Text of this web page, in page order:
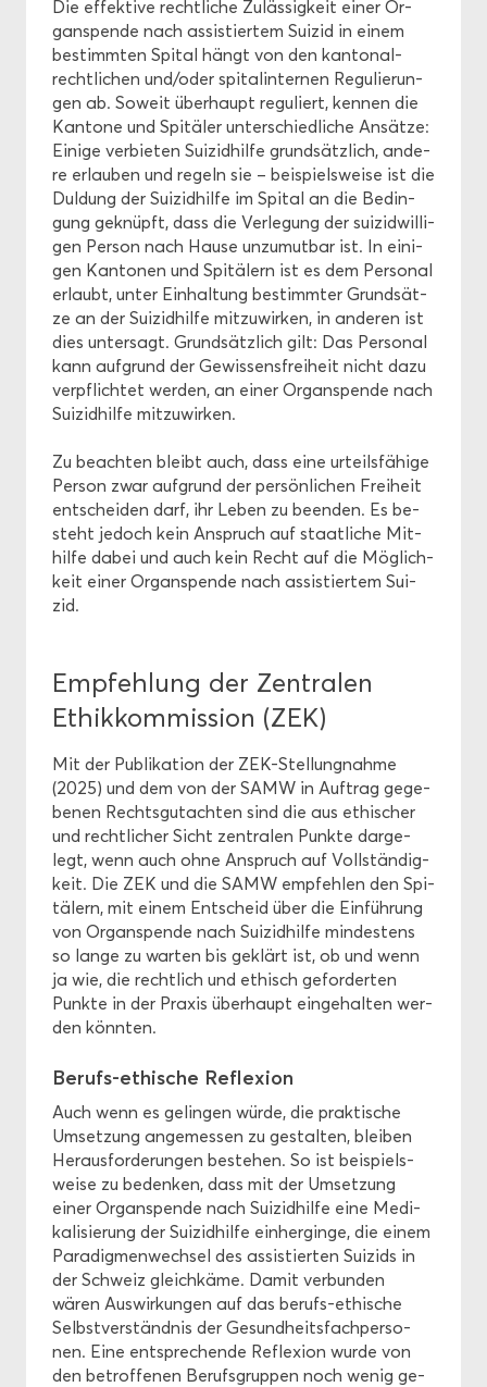
Die ef­fek­ti­ve recht­li­che Zu­läs­sig­keit einer Or­
gan­spen­de nach as­sis­tier­tem Sui­zid in einem
be­stimm­ten Spi­tal hängt von den kan­to­nal­
recht­li­chen und/oder spi­tal­in­ter­nen Re­gu­lie­run­
gen ab. So­weit über­haupt re­gu­liert, ken­nen die
Kan­to­ne und Spi­tä­ler un­ter­schied­li­che An­sät­ze:
Ei­ni­ge ver­bie­ten Sui­zid­hil­fe grund­sätz­lich, an­de­
re er­lau­ben und re­geln sie – bei­spiels­wei­se ist die
Dul­dung der Sui­zid­hil­fe im Spi­tal an die Be­din­
gung ge­knüpft, dass die Ver­le­gung der sui­zid­wil­li­
gen Per­son nach Hause un­zu­mut­bar ist. In ei­ni­
gen Kan­to­nen und Spi­tä­lern ist es dem Per­so­nal
er­laubt, unter Ein­hal­tung be­stimm­ter Grund­sät­
ze an der Sui­zid­hil­fe mit­zu­wir­ken, in an­de­ren ist
dies un­ter­sagt. Grund­sätz­lich gilt: Das Per­so­nal
kann auf­grund der Ge­wis­sens­frei­heit nicht dazu
ver­pflich­tet wer­den, an einer Or­gan­spen­de nach
Sui­zid­hil­fe mit­zu­wir­ken.
Zu be­ach­ten bleibt auch, dass eine ur­teils­fä­hi­ge
Per­son zwar auf­grund der per­sön­li­chen Frei­heit
ent­schei­den darf, ihr Leben zu be­en­den. Es be­
steht je­doch kein An­spruch auf staat­li­che Mit­
hil­fe dabei und auch kein Recht auf die Mög­lich­
keit einer Or­gan­spen­de nach as­sis­tier­tem Sui­
zid.
Emp­feh­lung der Zen­tra­len
Ethik­kom­mis­si­on (ZEK)
Mit der Pu­bli­ka­ti­on der ZEK-​Stellungnahme
(2025) und dem von der SAMW in Auf­trag ge­ge­
be­nen Rechts­gut­ach­ten sind die aus ethi­scher
und recht­li­cher Sicht zen­tra­len Punk­te dar­ge­
legt, wenn auch ohne An­spruch auf Voll­stän­dig­
keit. Die ZEK und die SAMW emp­feh­len den Spi­
tä­lern, mit einem Ent­scheid über die Ein­füh­rung
von Or­gan­spen­de nach Sui­zid­hil­fe min­des­tens
so lange zu war­ten bis ge­klärt ist, ob und wenn
ja wie, die recht­lich und ethisch ge­for­der­ten
Punk­te in der Pra­xis über­haupt ein­ge­hal­ten wer­
den könn­ten.
Berufs-​ethische Re­fle­xi­on
Auch wenn es ge­lin­gen würde, die prak­ti­sche
Um­set­zung an­ge­mes­sen zu ge­stal­ten, blei­ben
Her­aus­for­de­run­gen be­stehen. So ist bei­spiels­
wei­se zu be­den­ken, dass mit der Um­set­zung
einer Or­gan­spen­de nach Sui­zid­hil­fe eine Me­di­
ka­li­sie­rung der Sui­zid­hil­fe ein­her­gin­ge, die einem
Pa­ra­dig­men­wech­sel des as­sis­tier­ten Sui­zids in
der Schweiz gleich­kä­me. Damit ver­bun­den
wären Aus­wir­kun­gen auf das berufs-​ethische
Selbst­ver­ständ­nis der Ge­sund­heits­fach­per­so­
nen. Eine ent­spre­chen­de Re­fle­xi­on wurde von
den be­trof­fe­nen Be­rufs­grup­pen noch wenig ge­